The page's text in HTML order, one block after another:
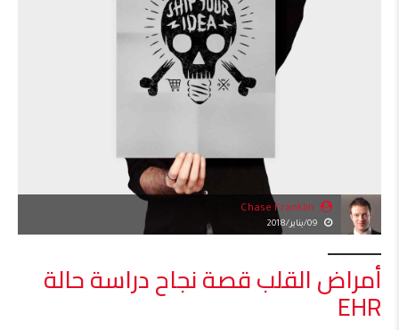
Chase Franklin
09/يناير/2018
أمراض القلب قصة نجاح دراسة حالة
EHR